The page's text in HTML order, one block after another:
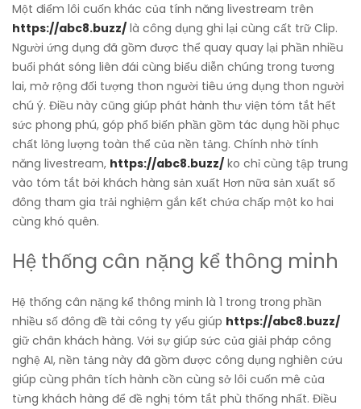
Một điểm lôi cuốn khác của tính năng livestream trên
https://abc8.buzz/ là công dụng ghi lại cùng cất trữ Clip.
Người ứng dụng đã gồm được thể quay quay lại phần nhiều
buổi phát sóng liên đái cùng biểu diễn chúng trong tương
lai, mở rộng đối tượng thon người tiêu ứng dụng thon người
chú ý. Điều này cũng giúp phát hành thư viện tóm tắt hết
sức phong phú, góp phổ biến phần gồm tác dụng hồi phục
chất lỏng lượng toàn thể của nền tảng. Chính nhờ tính
năng livestream, https://abc8.buzz/ ko chỉ cùng tập trung
vào tóm tắt bởi khách hàng sản xuất Hơn nữa sản xuất số
đông tham gia trải nghiệm gắn kết chứa chấp một ko hai
cùng khó quên.
Hệ thống cân nặng kể thông minh
Hệ thống cân nặng kể thông minh là 1 trong trong phần
nhiều số đông đề tài công ty yếu giúp https://abc8.buzz/
giữ chân khách hàng. Với sự giúp sức của giải pháp công
nghệ AI, nền tảng này đã gồm được công dụng nghiên cứu
giúp cùng phân tích hành cồn cùng sở lôi cuốn mê của
từng khách hàng để đề nghị tóm tắt phù thống nhất. Điều